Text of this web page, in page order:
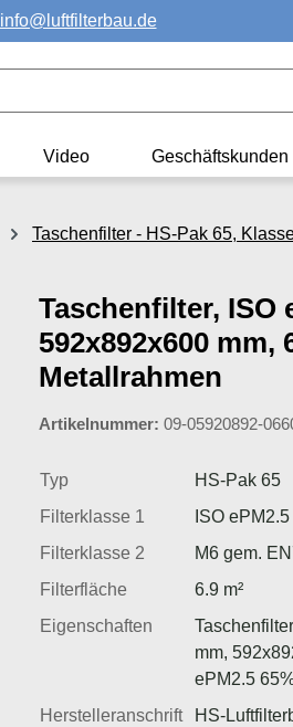
info@luftfilterbau.de
Video Geschäftskunden
Taschenfilter - HS-Pak 65,
Taschenfilter, ISO
592x892x600 mm,
Metallrahmen
Artikelnummer: 09-05920892-
Typ
HS-Pak 65
Filterklasse 1
ISO
Filterklasse 2
M6 gem.
Filterfläche
6.9 m²
Eigenschaften
mm,
ePM2.5
Herstelleranschrift
HS-